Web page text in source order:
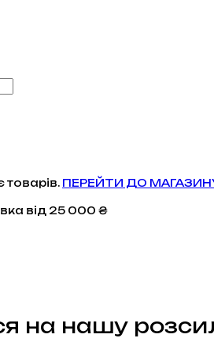
ПЕРЕЙТИ ДО
від 25 000 ₴
на нашу